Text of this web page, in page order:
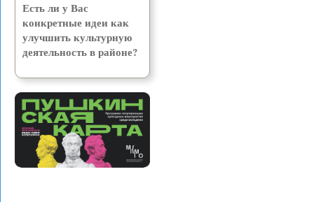
Есть ли у Вас
конкретные идеи как
улучшить культурную
деятельность в районе?